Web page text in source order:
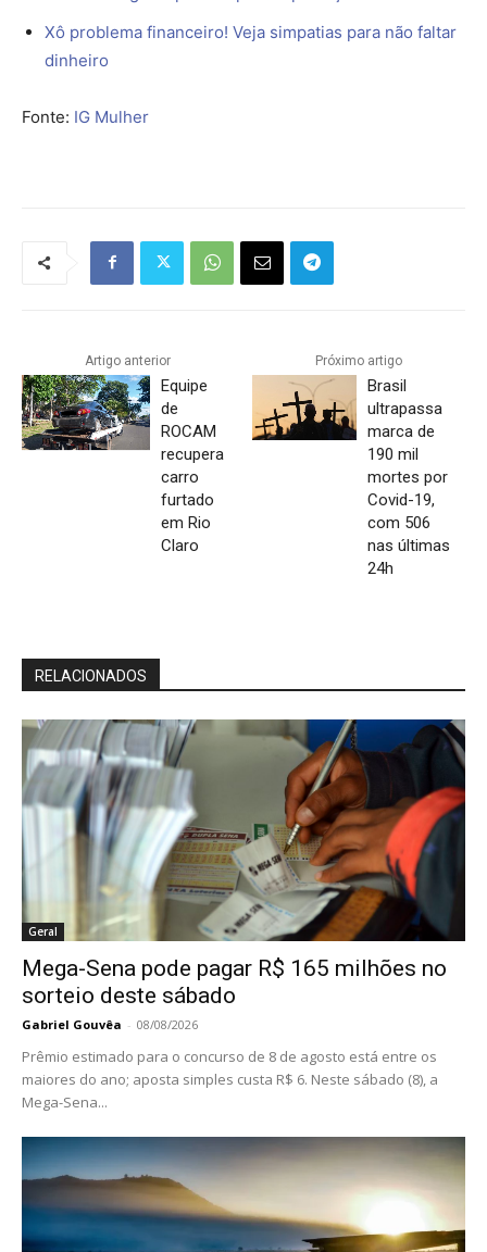
Xô problema financeiro! Veja simpatias para não faltar
dinheiro
Fonte: IG Mulher
Artigo anterior
Equipe
de
ROCAM
recupera
carro
furtado
em Rio
Claro
Próximo artigo
Brasil
ultrapassa
marca de
190 mil
mortes por
Covid-19,
com 506
nas últimas
24h
RELACIONADOS
Geral
Mega-Sena pode pagar R$ 165 milhões no
sorteio deste sábado
Gabriel Gouvêa - 08/08/2026
Prêmio estimado para o concurso de 8 de agosto está entre os
maiores do ano; aposta simples custa R$ 6. Neste sábado (8), a
Mega-Sena...